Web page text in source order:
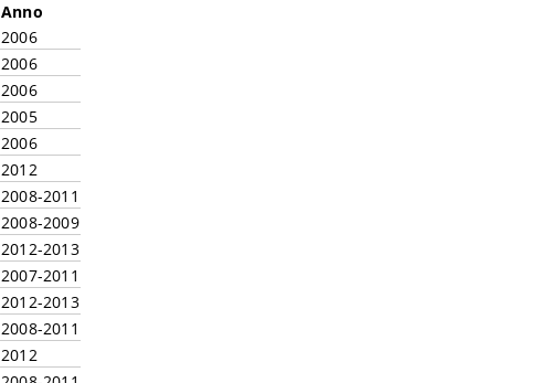
Anno
2006
2006
2006
2005
2006
2012
2008-2011
2008-2009
2012-2013
2007-2011
2012-2013
2008-2011
2012